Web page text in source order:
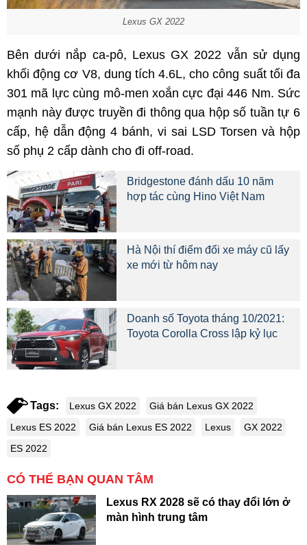
Lexus GX 2022
Bên dưới nắp ca-pô, Lexus GX 2022 vẫn sử dụng
khối động cơ V8, dung tích 4.6L, cho công suất tối đa
301 mã lực cùng mô-men xoắn cực đại 446 Nm. Sức
mạnh này được truyền đi thông qua hộp số tuần tự 6
cấp, hệ dẫn động 4 bánh, vi sai LSD Torsen và hộp
số phụ 2 cấp dành cho đi off-road.
Bridgestone đánh dấu 10 năm
hợp tác cùng Hino Việt Nam
Hà Nội thí điểm đổi xe máy cũ lấy
xe mới từ hôm nay
Doanh số Toyota tháng 10/2021:
Toyota Corolla Cross lập kỷ lục
Tags: Lexus GX 2022
Giá bán Lexus GX 2022
Lexus ES 2022
Giá bán Lexus ES 2022 Lexus
GX 2022
ES 2022
CÓ THỂ BẠN QUAN TÂM
Lexus RX 2028 sẽ có thay đổi lớn ở
màn hình trung tâm